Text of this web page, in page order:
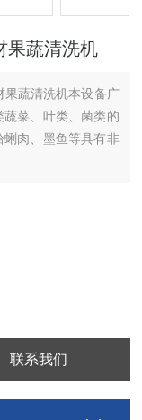
果蔬清洗机
果蔬清洗机本设备广
菜、叶类、菌类的
肉、墨鱼等具有非
联系我们